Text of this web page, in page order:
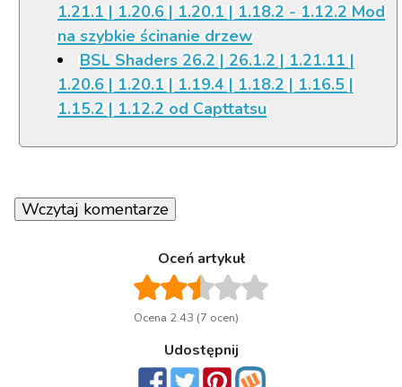
1.21.1 | 1.20.6 | 1.20.1 | 1.18.2 - 1.12.2 Mod
na szybkie ścinanie drzew
BSL Shaders 26.2 | 26.1.2 | 1.21.11 |
1.20.6 | 1.20.1 | 1.19.4 | 1.18.2 | 1.16.5 |
1.15.2 | 1.12.2 od Capttatsu
Wczytaj komentarze
Oceń artykuł
Ocena 2.43 (7 ocen)
Udostępnij